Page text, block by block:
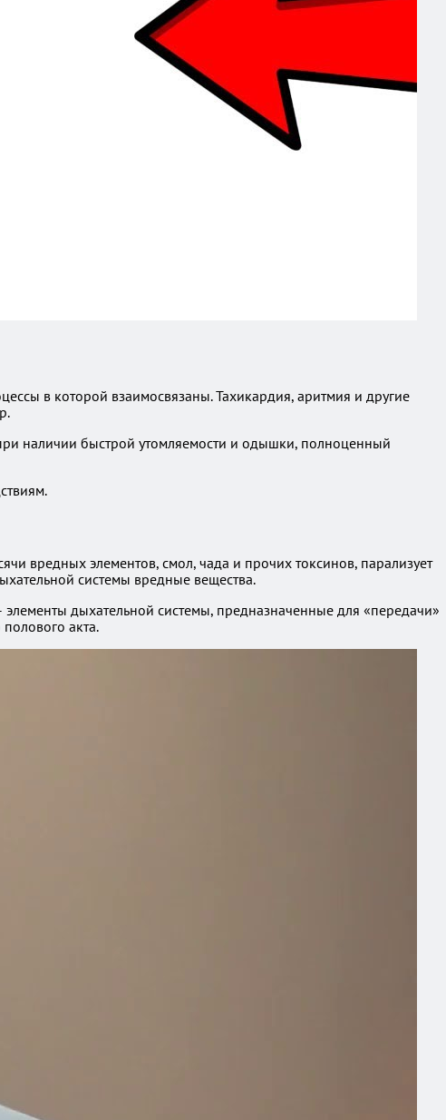
в которой взаимосвязаны. Тахикардия, аритмия и другие
наличии быстрой утомляемости и одышки, полноценный
вредных элементов, смол, чада и прочих токсинов, парализует
системы вредные вещества.
дыхательной системы, предназначенные для «передачи»
акта.